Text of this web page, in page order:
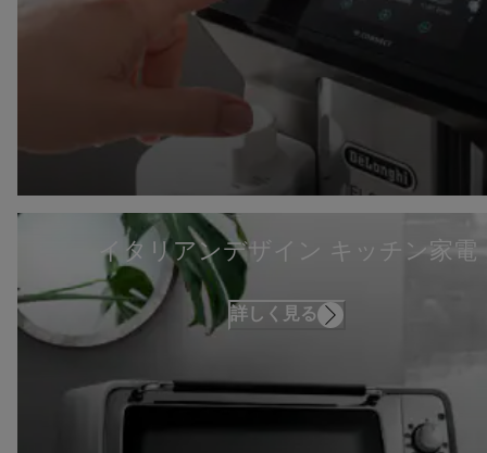
イタリアンデザイン キッチン家電
詳しく見る